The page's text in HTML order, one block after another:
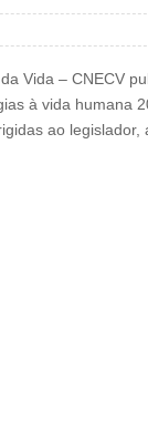
Vida – CNECV
à vida humana
ao legislador,